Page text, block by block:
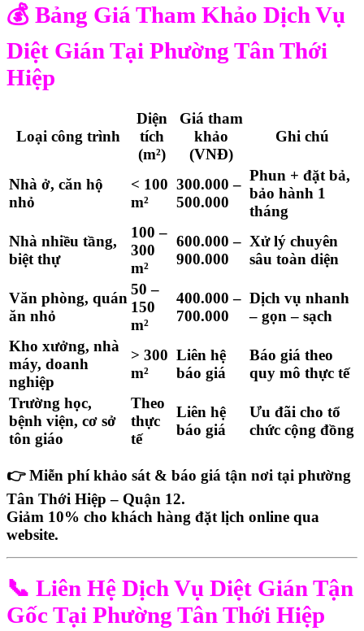
💰 Bảng Giá Tham Khảo Dịch Vụ
Diệt Gián Tại Phường Tân Thới
Hiệp
Loại công trình
Diện
tích
(m²)
Giá tham
khảo
(VNĐ)
Ghi chú
Nhà ở, căn hộ
nhỏ
< 100
m²
300.000 –
500.000
Phun + đặt bả,
bảo hành 1
tháng
Nhà nhiều tầng,
biệt thự
100 –
300
m²
600.000 –
900.000
Xử lý chuyên
sâu toàn diện
Văn phòng, quán
ăn nhỏ
50 –
150
m²
400.000 –
700.000
Dịch vụ nhanh
– gọn – sạch
Kho xưởng, nhà
máy, doanh
nghiệp
> 300
m²
Liên hệ
báo giá
Báo giá theo
quy mô thực tế
Trường học,
bệnh viện, cơ sở
tôn giáo
Theo
thực
tế
Liên hệ
báo giá
Ưu đãi cho tổ
chức cộng đồng
👉Miễn phí khảo sát & báo giá tận nơi tại phường
Tân Thới Hiệp – Quận 12.
Giảm 10% cho khách hàng đặt lịch online qua
website.
📞 Liên Hệ Dịch Vụ Diệt Gián Tận
Gốc Tại Phường Tân Thới Hiệp